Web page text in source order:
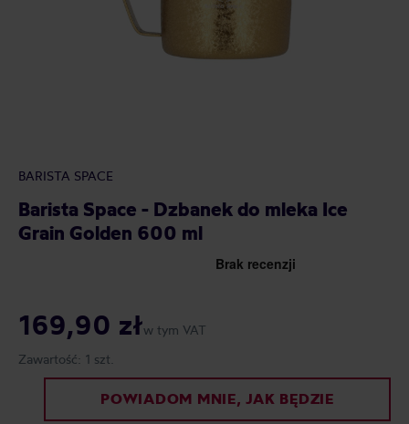
BARISTA SPACE
Barista Space - Dzbanek do mleka Ice
Grain Golden 600 ml
169,90 złw tym VAT
Zawartość: 1 szt.
POWIADOM MNIE, JAK BĘDZIE